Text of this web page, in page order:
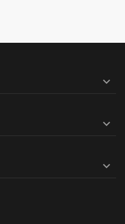


